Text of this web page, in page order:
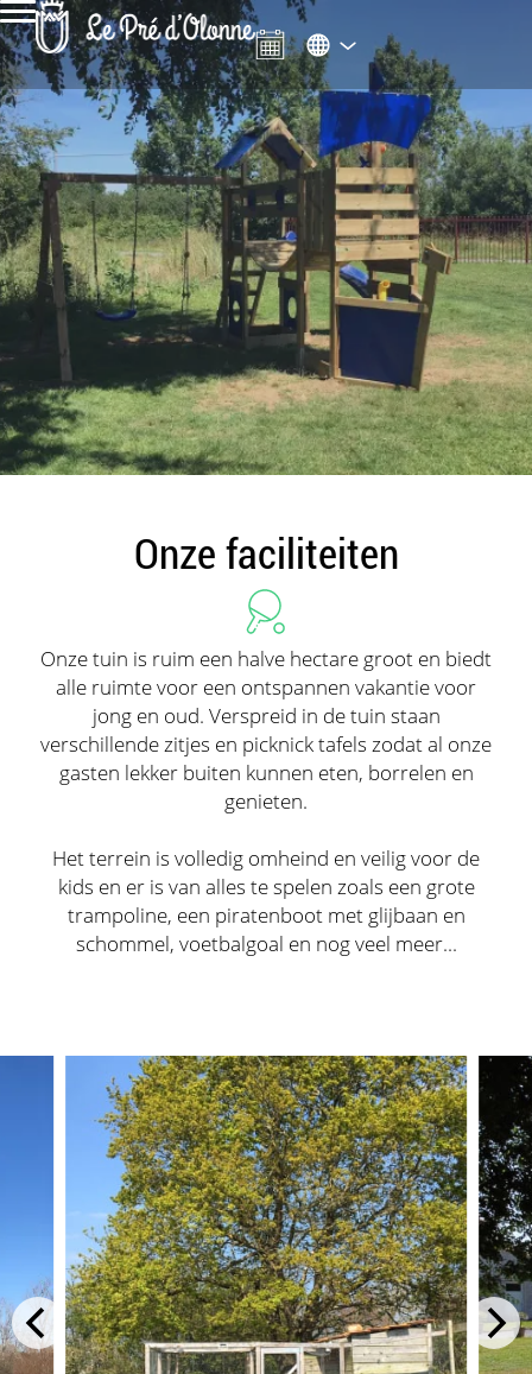
Onze faciliteiten
Onze tuin is ruim een halve hectare groot en biedt
alle ruimte voor een ontspannen vakantie voor
jong en oud. Verspreid in de tuin staan
verschillende zitjes en picknick tafels zodat al onze
gasten lekker buiten kunnen eten, borrelen en
genieten.
Het terrein is volledig omheind en veilig voor de
kids en er is van alles te spelen zoals een grote
trampoline, een piratenboot met glijbaan en
schommel, voetbalgoal en nog veel meer...